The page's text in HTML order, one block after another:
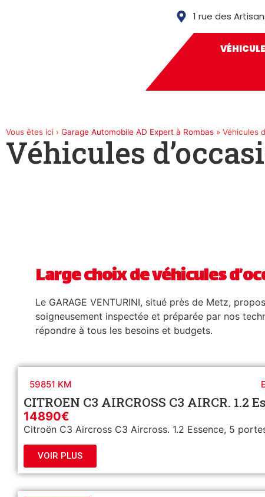
1 rue des
Vous êtes ici › Garage Automobile AD Expert à Rombas » Véhicules
Véhicules
Large choix de véhicules
Le GARAGE VENTURINI, situé près de Metz,
soigneusement inspectée et préparée par nos
répondre à tous les besoins et budgets.
59851 KM
CITROEN C3 AIRCROSS C3 AIRCR. 1.2
14890€
Citroën C3 Aircross C3 Aircross. 1.2 Essence, 5
VOIR PLUS